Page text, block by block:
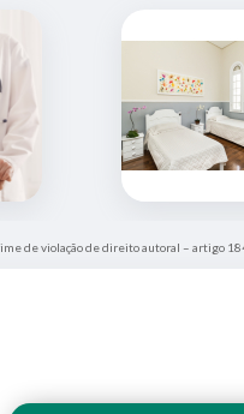
de violação de direito autoral – artigo